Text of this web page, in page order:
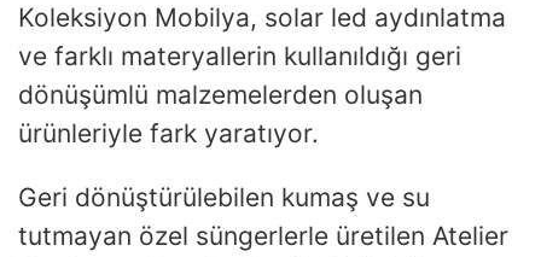
Koleksiyon Mobilya, solar led aydınlatma
ve farklı materyallerin kullanıldığı geri
dönüşümlü malzemelerden oluşan
ürünleriyle fark yaratıyor.
Geri dönüştürülebilen kumaş ve su
tutmayan özel süngerlerle üretilen Atelier